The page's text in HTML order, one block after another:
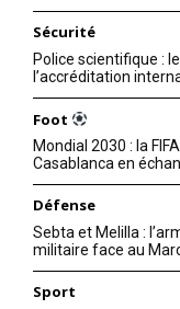
Sécurité
Police scientifique :
l’accréditation
Foot
Mondial 2030 : la
Casablanca en
Défense
Sebta et Melilla :
militaire face au
Sport